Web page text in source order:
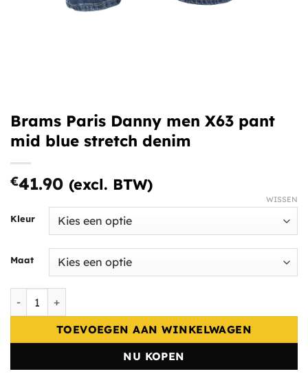
Brams Paris Danny men X63 pant
mid blue stretch denim
€41.90 (excl. BTW)
Kleur
Maat
WISSEN
TOEVOEGEN AAN WINKELWAGEN
NU KOPEN